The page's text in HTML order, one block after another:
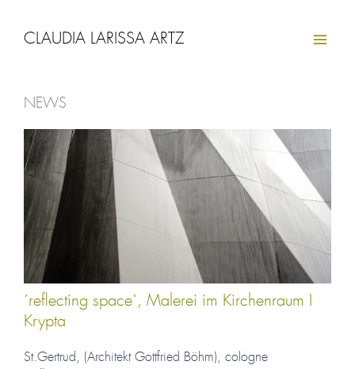
Inhalt
CLAUDIA LARISSA ARTZ
NEWS
´reflecting space`, Malerei im Kirchenraum I
Krypta
St.Gertrud, (Architekt Gottfried Böhm), cologne
Seite Seite